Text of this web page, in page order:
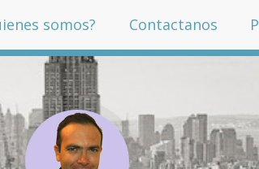
somos? Contactanos